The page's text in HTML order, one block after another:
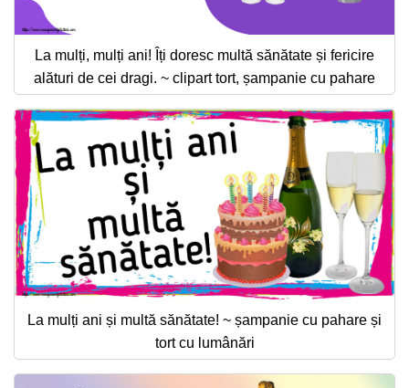
La mulți, mulți ani! Îți doresc multă sănătate și fericire
alături de cei dragi. ~ clipart tort, șampanie cu pahare
La mulți ani și multă sănătate! ~ șampanie cu pahare și
tort cu lumânări